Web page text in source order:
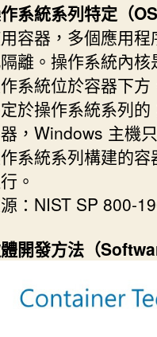
系統系列特定（
容器，多個應用
離。操作系統內
系統位於容器下
於操作系統系列
，Windows 主機
系統系列構建的
。
：NIST SP 800-
開發方法（